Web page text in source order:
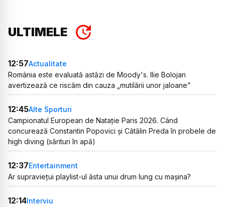
ULTIMELE
12:57Actualitate
România este evaluată astăzi de Moody's. Ilie Bolojan
avertizează ce riscăm din cauza „mutilării unor jaloane”
12:45Alte Sporturi
Campionatul European de Natație Paris 2026. Când
concurează Constantin Popovici și Cătălin Preda în probele de
high diving (sărituri în apă)
12:37Entertainment
Ar supraviețui playlist-ul ăsta unui drum lung cu mașina?
12:14Interviu